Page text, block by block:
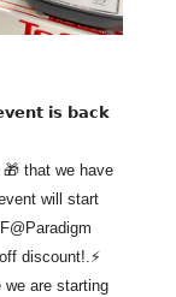
𝗶𝘀 𝗯𝗮𝗰𝗸
that we have
will start
discount!.⚡
are starting